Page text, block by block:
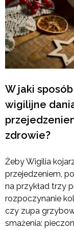
W jaki
wigilijne
zdrowie?
Żeby Wigilia
przejedzeniem,
na przykład trzy
rozpoczynanie
czy zupa
smażenia: